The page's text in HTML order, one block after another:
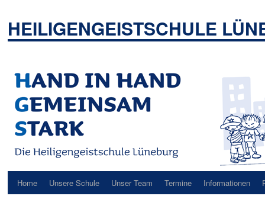
springen
HEILIGENGEISTSCHULE
Home Unsere Schule Unser Team Termine Informationen